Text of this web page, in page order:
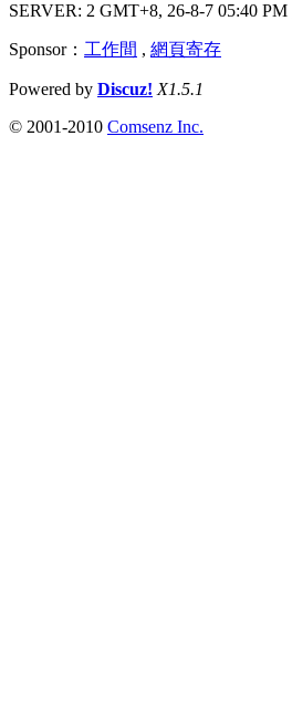
SERVER: 2 GMT+8, 26-8-7 05:40 PM
Sponsor： 工作間 , 網頁寄存
Powered by Discuz! X1.5.1
© 2001-2010 Comsenz Inc.